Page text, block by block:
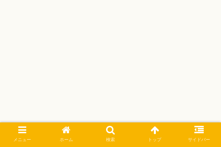
メニュー ホーム 検索 トップ サイドバー